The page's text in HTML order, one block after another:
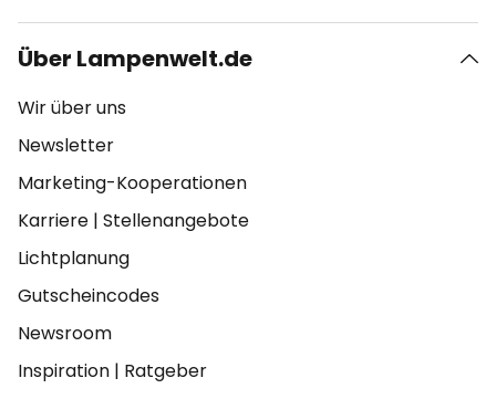
Über Lampenwelt.de
Wir über uns
Newsletter
Marketing-Kooperationen
Karriere | Stellenangebote
Lichtplanung
Gutscheincodes
Newsroom
Inspiration | Ratgeber